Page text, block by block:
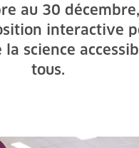
au 30
interactive
science
tous.